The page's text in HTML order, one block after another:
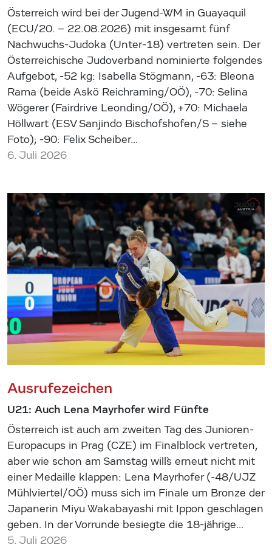
Österreich wird bei der Jugend-WM in Guayaquil
(ECU/20. – 22.08.2026) mit insgesamt fünf
Nachwuchs-Judoka (Unter-18) vertreten sein. Der
Österreichische Judoverband nominierte folgendes
Aufgebot, -52 kg: Isabella Stögmann, -63: Bleona
Rama (beide Askö Reichraming/OÖ), -70: Selina
Wögerer (Fairdrive Leonding/OÖ), +70: Michaela
Höllwart (ESV Sanjindo Bischofshofen/S – siehe
Foto); -90: Felix Scheiber…
6. Juli 2026
Ausrufezeichen
U21: Auch Lena Mayrhofer wird Fünfte
Österreich ist auch am zweiten Tag des Junioren-
Europacups in Prag (CZE) im Finalblock vertreten,
aber wie schon am Samstag will`s erneut nicht mit
einer Medaille klappen: Lena Mayrhofer (-48/UJZ
Mühlviertel/OÖ) muss sich im Finale um Bronze der
Japanerin Miyu Wakabayashi mit Ippon geschlagen
geben. In der Vorrunde besiegte die 18-jährige…
5. Juli 2026